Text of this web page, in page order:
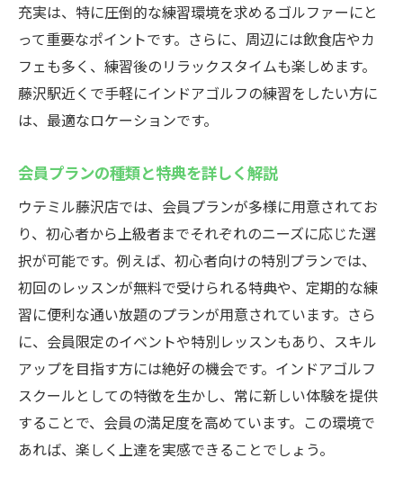
プ法
藤沢駅近くのウテミルで24時間いつでもゴルフ
練習を楽しもう
ウテミル藤沢店のアクセス情報と周辺施設
24時間営業の利点と利用者の声
気軽に参加できるイベントとコミュニティ
ゴルフ以外のサービスと快適設備
メンバーシップの紹介と加入方法
充実は、特に圧倒的な練習環境を求めるゴルファーにと
って重要なポイントです。さらに、周辺には飲食店やカ
フェも多く、練習後のリラックスタイムも楽しめます。
藤沢駅近くで手軽にインドアゴルフの練習をしたい方に
は、最適なロケーションです。
会員プランの種類と特典を詳しく解説
ウテミル藤沢店では、会員プランが多様に用意されてお
り、初心者から上級者までそれぞれのニーズに応じた選
択が可能です。例えば、初心者向けの特別プランでは、
初回のレッスンが無料で受けられる特典や、定期的な練
習に便利な通い放題のプランが用意されています。さら
に、会員限定のイベントや特別レッスンもあり、スキル
アップを目指す方には絶好の機会です。インドアゴルフ
スクールとしての特徴を生かし、常に新しい体験を提供
することで、会員の満足度を高めています。この環境で
あれば、楽しく上達を実感できることでしょう。